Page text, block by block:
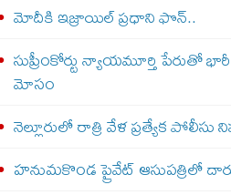
మోదీకి ఇజ్రాయిల్ ప్ర‌ధాని ఫొన్..
సుప్రీంకోర్టు న్యాయమూర్తి పేరుతో
మోసం
నెల్లూరులో రాత్రి వేళ ప్రత్యేక పోలీసు
హనుమకొండ ప్రైవేట్ ఆసుపత్రిలో